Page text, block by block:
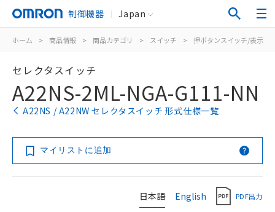
制御機器 Japan
ホーム > 商品情報 > 商品カテゴリ > スイッチ > 押ボタンスイッチ/表示灯
セレクタスイッチ
A22NS-2ML-NGA-G111-NN
A22NS / A22NW セレクタスイッチ 形式仕様一覧
マイリストに追加
日本語 English PDF出力